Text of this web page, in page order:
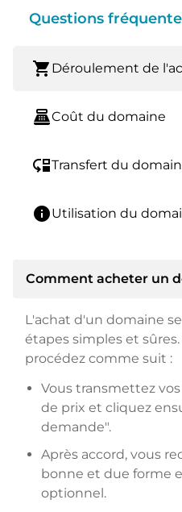
Questions
shopping_cart Déroulement de
point_of_saleCoût du domaine
move_downTransfert du
infoUtilisation du
Comment acheter un
L'achat d'un domaine
étapes simples et
procédez comme suit :
Vous transmettez
de prix et cliquez
demande".
Après accord, vous
bonne et due forme
optionnel.